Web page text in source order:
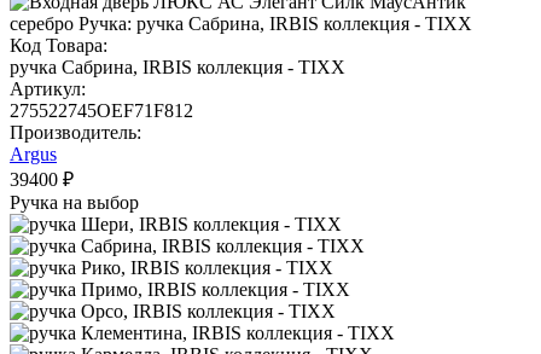
Код Товара:
ручка Сабрина, IRBIS коллекция - TIXX
Артикул:
275522745OEF71F812
Производитель:
Argus
39400 ₽
Ручка на выбор